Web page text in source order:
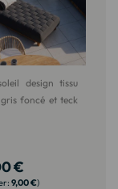
design tissu
foncé et teck
€
9,00 €